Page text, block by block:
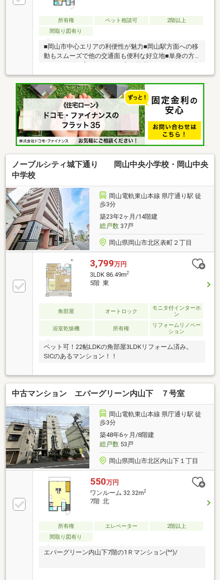
所有権 ペット相談可
2階以上
間取り図有り
■岡山市中心エリアの利便性が魅力■岡山駅方面への移
動もスムーズで他の交通面も便利な好立地■単身の方
益物件としてもご検討頂けます！■商業施設が豊富に
揃い、日々の買い物や外食も便利！
ノーブルシティ城下通り 岡山中央小学校・岡山中央
中学校
岡山電軌東山本線 県庁通り駅 徒
歩3分
築23年2ヶ月/14階建
総戸数37戸
岡山県岡山市北区表町２丁目
3,799万円
3LDK 86.49m2
5階 東
角部屋 オートロック
モニタ付インターホ
ン
浴室乾燥機 所有権
リフォームリノベー
ション
ペット可！22帖LDKの角部屋3LDKリフォーム済み。
SICのあるマンション！！
中古マンション エバーグリーン内山下 ７号室
岡山電軌東山本線 県庁通り駅 徒
歩3分
築48年6ヶ月/8階建
総戸数53戸
岡山県岡山市北区内山下１丁目
550万円
ワンルーム 32.32m2
7階 北
所有権 エレベーター
2階以上
間取り図有り
エバーグリーン内山下7階の1Ｒマンション(^^)/